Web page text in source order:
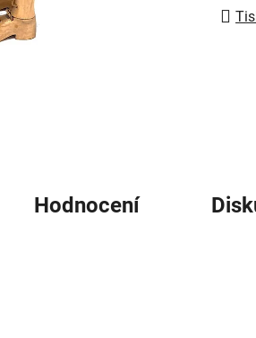
Hodnocení